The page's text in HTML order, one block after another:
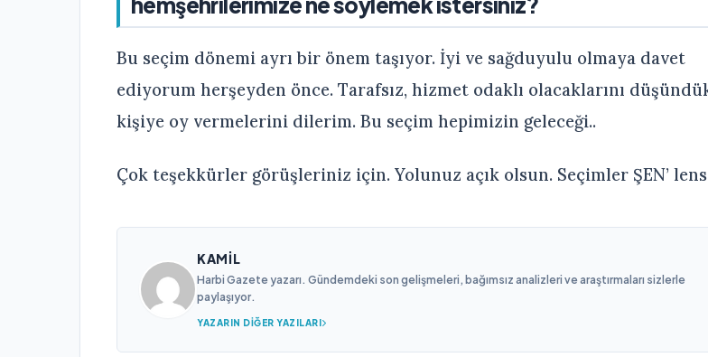
Bu seçim dönemi ayrı bir önem taşıyor. İyi ve sağduyulu olmaya davet
ediyorum herşeyden önce. Tarafsız, hizmet odaklı olacaklarını
kişiye oy vermelerini dilerim. Bu seçim hepimizin geleceği..
Çok teşekkürler görüşleriniz için. Yolunuz açık olsun. Seçimler ŞEN’
KAMIL
Harbi Gazete yazarı. Gündemdeki son gelişmeleri, bağımsız analizleri ve araştırmaları sizlerle
paylaşıyor.
YAZARIN DIĞER YAZILARI